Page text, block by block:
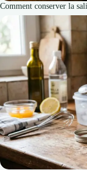
Comment conserver la